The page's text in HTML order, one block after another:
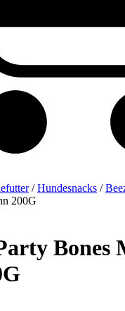
/Hundesnacks /
200G
Bones